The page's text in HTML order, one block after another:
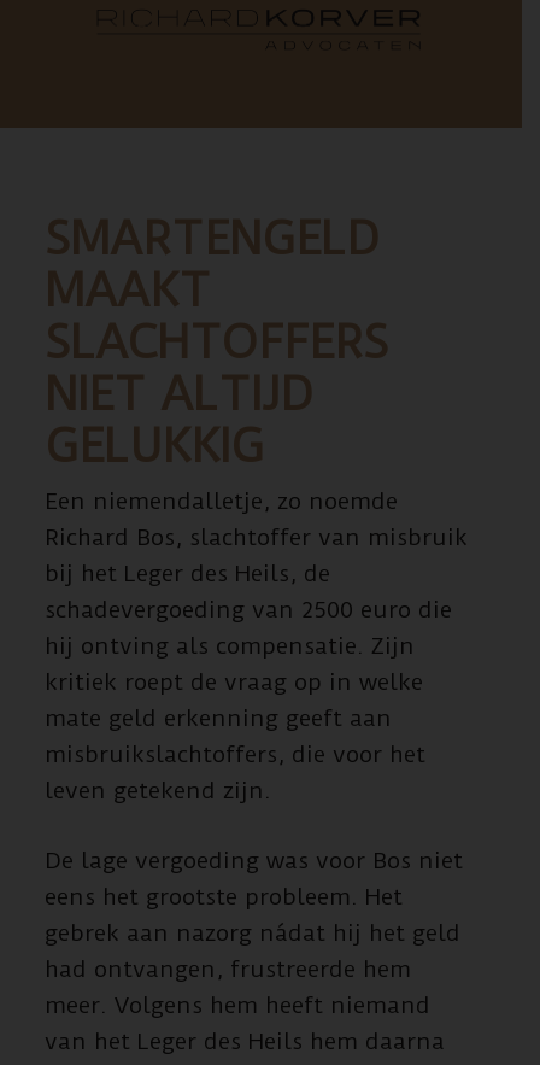
SMARTENGELD
MAAKT
SLACHTOFFERS
NIET ALTIJD
GELUKKIG
Een niemendalletje, zo noemde
Richard Bos, slachtoffer van misbruik
bij het Leger des Heils, de
schadevergoeding van 2500 euro die
hij ontving als compensatie. Zijn
kritiek roept de vraag op in welke
mate geld erkenning geeft aan
misbruik­slachtoffers, die voor het
leven getekend zijn.
De lage vergoeding was voor Bos niet
eens het grootste probleem. Het
gebrek aan nazorg nádat hij het geld
had ontvangen, frustreerde hem
meer. Volgens hem heeft niemand
van het Leger des Heils hem daarna